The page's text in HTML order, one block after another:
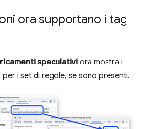
ora supportano i tag
speculativiora mostra i
per i set di regole, se sono presenti.